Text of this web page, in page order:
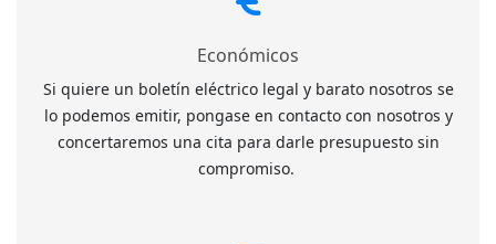
Económicos
Si quiere un boletín eléctrico legal y barato nosotros se
lo podemos emitir, pongase en contacto con nosotros y
concertaremos una cita para darle presupuesto sin
compromiso.